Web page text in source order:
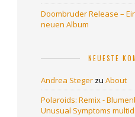
Doombruder Release –
neuen Album
NEUESTE
Andrea Steger zu About
Polaroids: Remix -
Unusual Symptoms